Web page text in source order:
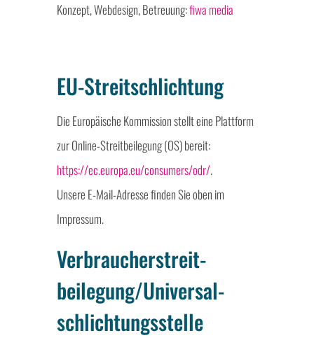
Konzept, Webdesign, Betreuung:fiwa media
EU-Streitschlichtung
Die Europäische Kommission stellt eine Plattform
zur Online-Streitbeilegung (OS) bereit:
https://ec.europa.eu/consumers/odr/.
Unsere E-Mail-Adresse finden Sie oben im
Impressum.
Verbraucher­streit­
beilegung/Universal­
schlichtungs­stelle